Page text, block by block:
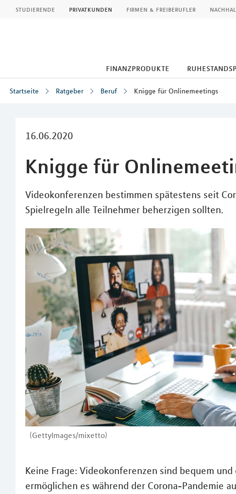
studierende privatkunden firmen & freiberufler
finanzprodukte
Startseite Ratgeber Beruf Knigge für Onlinemeetings
16.06.2020
Knigge für
Videokonferenzen bestimmen spätestens seit
Spielregeln alle Teilnehmer beherzigen sollten.
(GettyImages/mixetto)
Keine Frage: Videokonferenzen sind bequem
ermöglichen es während der Corona-Pandemie